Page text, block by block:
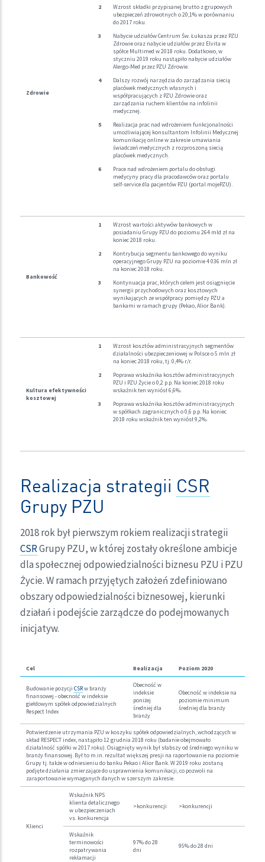
Zdrowie
Wzrost składki przypisanej brutto z grupowych
ubezpieczeń zdrowotnych o 20,1% w porównaniu
do 2017 roku.
Nabycie udziałów Centrum Św. Łukasza przez PZU
Zdrowie oraz nabycie udziałów przez Elvita w
spółce Multimed w 2018 roku. Dodatkowo, w
styczniu 2019 roku nastąpiło nabycie udziałów
Alergo-Med przez PZU Zdrowie.
Dalszy rozwój narzędzia do zarządzania siecią
placówek medycznych własnych i
współpracujących z PZU Zdrowie oraz
zarządzania ruchem klientów na infolinii
medycznej.
Realizacja prac nad wdrożeniem funkcjonalności
umożliwiającej konsultantom Infolinii Medycznej
komunikację online w zakresie umawiania
świadczeń medycznych z rozproszoną siecią
placówek medycznych.
Prace nad wdrożeniem portalu do obsługi
medycyny pracy dla pracodawców oraz portalu
self-service dla pacjentów PZU (portal mojePZU).
Bankowość
Wzrost wartości aktywów bankowych w
posiadaniu Grupy PZU do poziomu 264 mld zł na
koniec 2018 roku.
Kontrybucja segmentu bankowego do wyniku
operacyjnego Grupy PZU na poziomie 4 036 mln zł
na koniec 2018 roku.
Kontynuacja prac, których celem jest osiągnięcie
synergii przychodowych oraz kosztowych
wynikających ze współpracy pomiędzy PZU a
bankami w ramach grupy (Pekao, Alior Bank).
Kultura efektywności
kosztowej
Wzrost kosztów administracyjnych segmentów
działalności ubezpieczeniowej w Polsce o 5 mln zł
na koniec 2018 roku, tj. 0,4% r/r.
Poprawa wskaźnika kosztów administracyjnych
PZU i PZU Życie o 0,2 p.p. Na koniec 2018 roku
wskaźnik ten wyniósł 6,6%.
Poprawa wskaźnika kosztów administracyjnych
w spółkach zagranicznych o 0,6 p.p. Na koniec
2018 roku wskaźnik ten wyniósł 9,2%.
Realizacja strategii CSR
Grupy PZU
2018 rok był pierwszym rokiem realizacji strategii
CSRGrupy PZU, w której zostały określone ambicje
dla społecznej odpowiedzialności biznesu PZU i PZU
Życie. W ramach przyjętych założeń zdefiniowano
obszary odpowiedzialności biznesowej, kierunki
działań i podejście zarządcze do podejmowanych
inicjatyw.
Cel Realizacja Poziom 2020
Budowanie pozycji CSRw branży
finansowej - obecność w indeksie
giełdowym spółek odpowiedzialnych
Respect Index
Obecność w
indeksie
poniżej
średniej dla
branży
Obecność w indeksie na
poziomie minimum
średniej dla branży
Potwierdzenie utrzymania PZU w koszyku spółek odpowiedzialnych, wchodzących w
skład RESPECT index, nastąpiło 12 grudnia 2018 roku (badanie obejmowało
działalność spółki w 2017 roku). Osiągnięty wynik był słabszy od średniego wyniku w
branży finansowej. Był to m.in. rezultat większej presji na raportowanie na poziomie
Grupy tj. także w odniesieniu do banku Pekao i Alior Bank. W 2019 roku zostaną
podjęte działania zmierzające do usprawnienia komunikacji, co pozwoli na
zaraportowanie wymaganych danych w szerszym zakresie.
Klienci
Wskaźnik NPS
klienta detalicznego
w ubezpieczeniach
vs. konkurencja
>konkurencji >konkurencji
Wskaźnik
terminowości
rozpatrywania
reklamacji
97% do 28
dni
95% do 28 dni